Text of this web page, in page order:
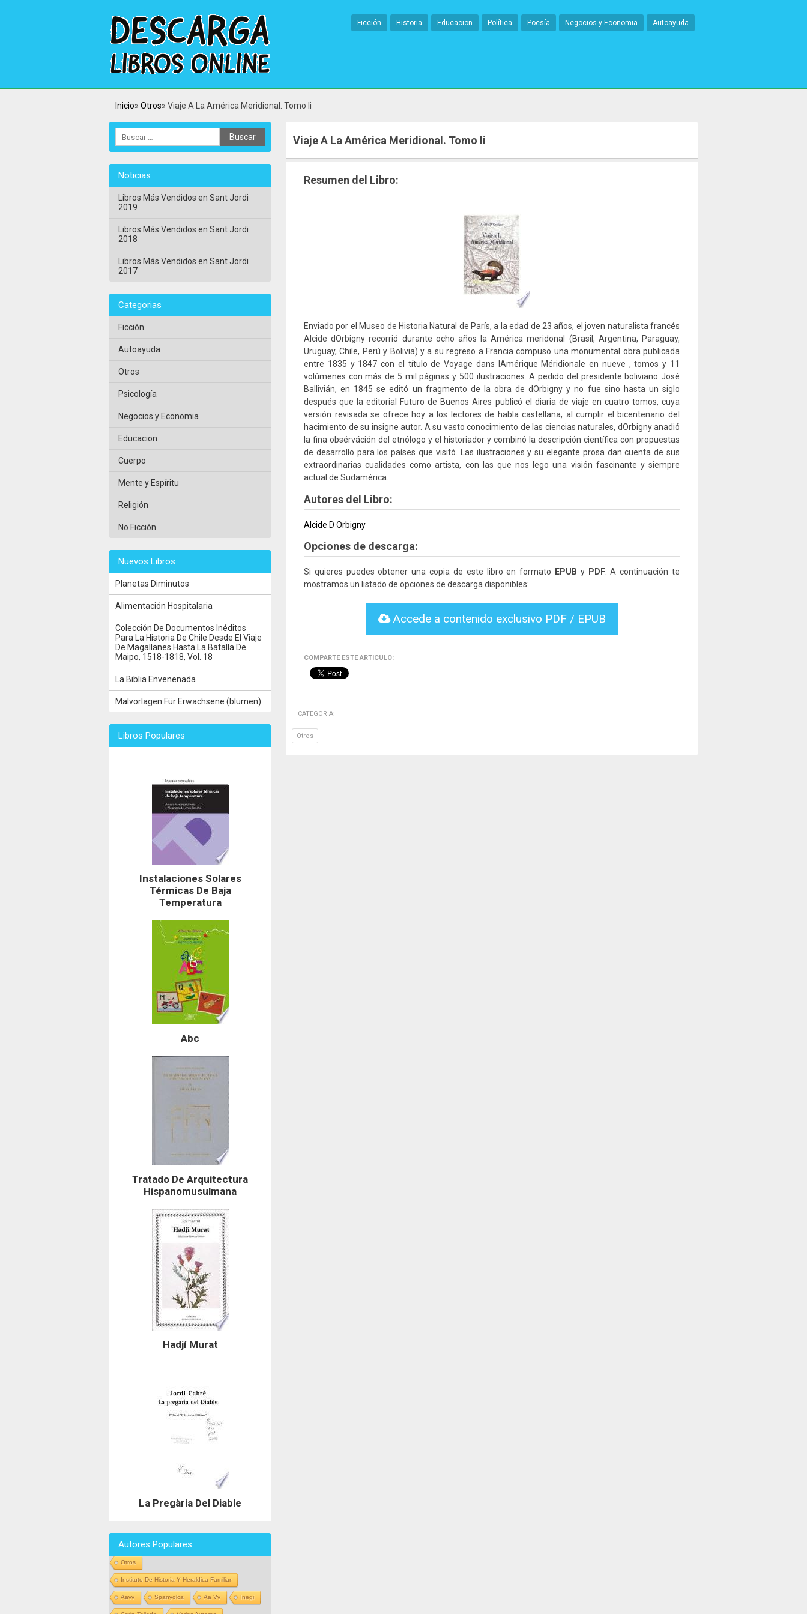
Ficción Historia Educacion Política Poesía Negocios y Economia Autoayuda
Inicio Otros Viaje A La América Meridional. Tomo Ii
Viaje A La América Meridional. Tomo Ii
Resumen del Libro:
Enviado por el Museo de Historia Natural de París, a la edad de 23 años, el joven naturalista francés
Alcide dOrbigny recorrió durante ocho años la América meridonal (Brasil, Argentina, Paraguay,
Uruguay, Chile, Perú y Bolivia) y a su regreso a Francia compuso una monumental obra publicada
entre 1835 y 1847 con el título de Voyage dans lAmérique Méridionale en nueve , tomos y 11
volúmenes con más de 5 mil páginas y 500 ilustraciones. A pedido del presidente boliviano José
Ballivián, en 1845 se editó un fragmento de la obra de dOrbigny y no fue sino hasta un siglo
después que la editorial Futuro de Buenos Aires publicó el diaria de viaje en cuatro tomos, cuya
versión revisada se ofrece hoy a los lectores de habla castellana, al cumplir el bicentenario del
hacimiento de su insigne autor. A su vasto conocimiento de las ciencias naturales, dOrbigny anadió
la fina obsérváción del etnólogo y el historiador y combinó la descripción científica con propuestas
de desarrollo para los países que visitó. Las ilustraciones y su elegante prosa dan cuenta de sus
extraordinarias cualidades como artista, con las que nos lego una visión fascinante y siempre
actual de Sudamérica.
Autores del Libro:
Alcide D Orbigny
Opciones de descarga:
Si quieres puedes obtener una copia de este libro en formato EPUB y PDF. A continuación te
mostramos un listado de opciones de descarga disponibles:
Accede a contenido exclusivo PDF / EPUB
COMPARTE ESTE ARTICULO:
CATEGORÍA:
Otros
Noticias
Libros Más Vendidos en Sant Jordi
2019
Libros Más Vendidos en Sant Jordi
2018
Libros Más Vendidos en Sant Jordi
2017
Categorias
Ficción
Autoayuda
Otros
Psicología
Negocios y Economia
Educacion
Cuerpo
Mente y Espíritu
Religión
No Ficción
Nuevos Libros
Planetas Diminutos
Alimentación Hospitalaria
Colección De Documentos Inéditos
Para La Historia De Chile Desde El Viaje
De Magallanes Hasta La Batalla De
Maipo, 1518-1818, Vol. 18
La Biblia Envenenada
Malvorlagen Für Erwachsene (blumen)
Libros Populares
Instalaciones Solares
Térmicas De Baja
Temperatura
Abc
Tratado De Arquitectura
Hispanomusulmana
Hadjí Murat
La Pregària Del Diable
Autores Populares
Otros
Instituto De Historia Y Heraldica Familiar
Aavv Spanyolca Aa Vv Inegi